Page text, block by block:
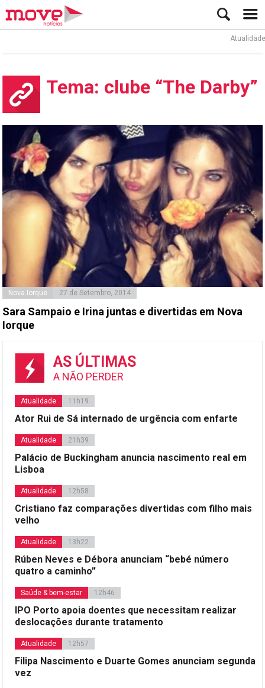
Atualidade
Tema: clube “The Darby”
Nova Iorque 27 de Setembro, 2014
Sara Sampaio e Irina juntas e divertidas em Nova
Iorque
AS ÚLTIMAS
A NÃO PERDER
Atualidade 11h19
Ator Rui de Sá internado de urgência com enfarte
Atualidade 21h39
Palácio de Buckingham anuncia nascimento real em
Lisboa
Atualidade 12h58
Cristiano faz comparações divertidas com filho mais
velho
Atualidade 13h22
Rúben Neves e Débora anunciam “bebé número
quatro a caminho”
Saúde & bem-estar 12h46
IPO Porto apoia doentes que necessitam realizar
deslocações durante tratamento
Atualidade 12h57
Filipa Nascimento e Duarte Gomes anunciam segunda
vez